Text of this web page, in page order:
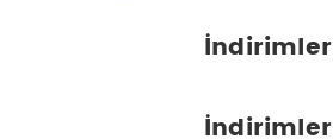
İndirimler
İndirimler